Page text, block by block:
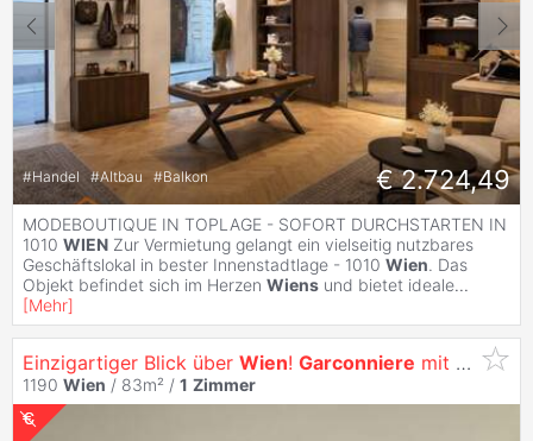
#Handel #Altbau #Balkon € 2.724,49
MODEBOUTIQUE IN TOPLAGE - SOFORT DURCHSTARTEN IN
1010 WIEN Zur Vermietung gelangt ein vielseitig nutzbares
Geschäftslokal in bester Innenstadtlage - 1010 Wien. Das
Objekt befindet sich im Herzen Wiens und bietet ideale...
[Mehr]
Einzigartiger Blick über Wien! Garconniere mit Terrasse am Kahlenberg
1190 Wien / 83m² / 1 Zimmer